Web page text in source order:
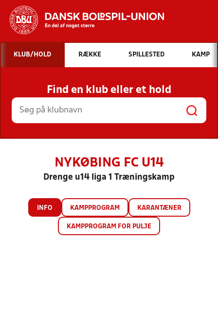
Hvad vil du søge efter?
INDHOLD OG NYHEDER
STILLINGER, RESULTATER, KLUBBER OG
HOLD
KLUB/HOLD RÆKKE SPILLESTED KAMP
Find en klub eller et hold
NYKØBING FC U14
Drenge u14 liga 1 Træningskamp
INFO KAMPPROGRAM KARANTÆNER
KAMPPROGRAM FOR PULJE